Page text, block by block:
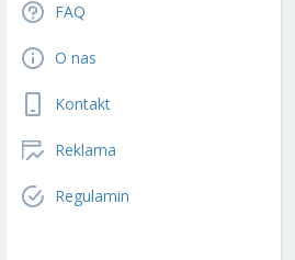
FAQ
O nas
Kontakt
Reklama
Regulamin